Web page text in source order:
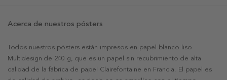
Acerca de nuestros pósters
Todos nuestros pósters están impresos en papel blanco liso
Multidesign de 240 g, que es un papel sin recubrimiento de alta
calidad de la fábrica de papel Clairefontaine en Francia. El papel es